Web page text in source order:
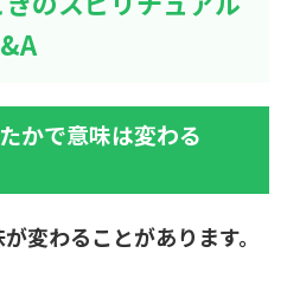
かで意味は変わる
変わることがあります。